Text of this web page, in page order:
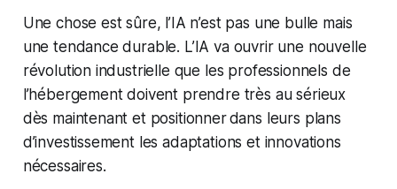
Une chose est sûre, l’IA n’est pas une bulle mais
une tendance durable. L’IA va ouvrir une nouvelle
révolution industrielle que les professionnels de
l’hébergement doivent prendre très au sérieux
dès maintenant et positionner dans leurs plans
d’investissement les adaptations et innovations
nécessaires.